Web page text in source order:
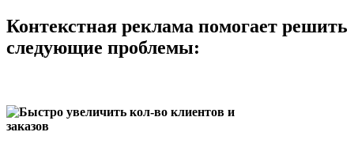
Контекстная реклама помогает решить
следующие проблемы:
Быстро увеличить кол-во клиентов и
заказов